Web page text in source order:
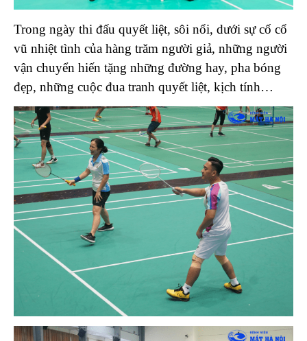
Trong ngày thi đấu quyết liệt, sôi nổi, dưới sự cố cổ
vũ nhiệt tình của hàng trăm người giả, những người
vận chuyển hiến tặng những đường hay, pha bóng
đẹp, những cuộc đua tranh quyết liệt, kịch tính…